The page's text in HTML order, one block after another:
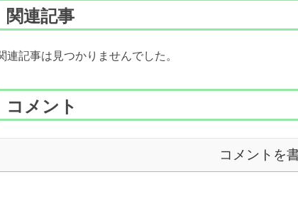
関連記事
連記事は見つかりませんでした。
コメント
コメントを